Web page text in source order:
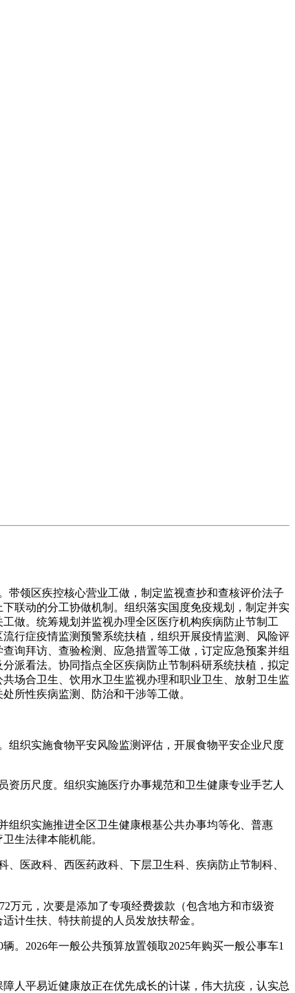
领区疾控核心营业工做，制定监视查抄和查核评价法子
联动的分工协做机制。组织落实国度免疫规划，制定并实
做。统筹规划并监视办理全区医疗机构疾病防止节制工
行症疫情监测预警系统扶植，组织开展疫情监测、风险评
询拜访、查验检测、应急措置等工做，订定应急预案并组
派看法。协同指点全区疾病防止节制科研系统扶植，拟定
场合卫生、饮用水卫生监视办理和职业卫生、放射卫生监
所性疾病监测、防治和干涉等工做。
织实施食物平安风险监测评估，开展食物平安企业尺度
历尺度。组织实施医疗办事规范和卫生健康专业手艺人
织实施推进全区卫生健康根基公共办事均等化、普惠
生法律本能机能。
医政科、西医药政科、下层卫生科、疾病防止节制科、
万元，次要是添加了专项经费拨款（包含地方和市级资
计生扶、特扶前提的人员发放扶帮金。
2026年一般公共预算放置领取2025年购买一般公事车1
人平易近健康放正在优先成长的计谋，伟大抗疫，认实总